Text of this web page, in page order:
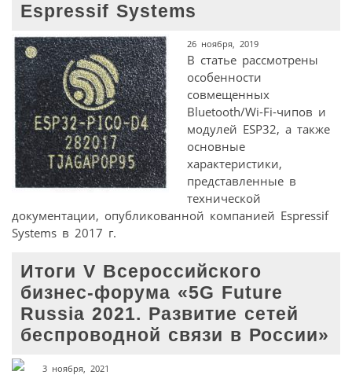
Espressif Systems
26 ноября, 2019
В статье рассмотрены
особенности
совмещенных
Bluetooth/Wi-Fi-чипов и
модулей ESP32, а также
основные
характеристики,
представленные в
технической
документации, опубликованной компанией Espressif
Systems в 2017 г.
Итоги V Всероссийского
бизнес-форума «5G Future
Russia 2021. Развитие сетей
беспроводной связи в России»
3 ноября, 2021